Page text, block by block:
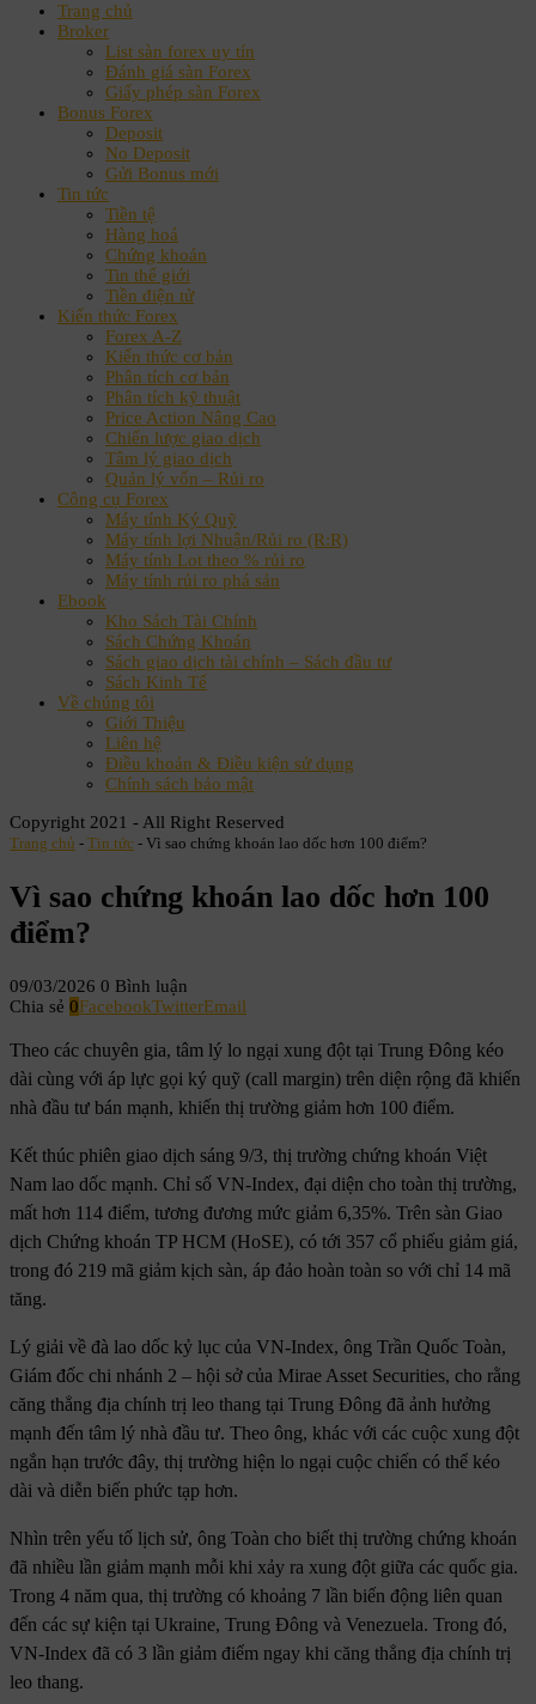
Trang chủ
Broker
List sàn forex uy tín
Đánh giá sàn Forex
Giấy phép sàn Forex
Bonus Forex
Deposit
No Deposit
Gửi Bonus mới
Tin tức
Tiền tệ
Hàng hoá
Chứng khoán
Tin thế giới
Tiền điện tử
Kiến thức Forex
Forex A-Z
Kiến thức cơ bản
Phân tích cơ bản
Phân tích kỹ thuật
Price Action Nâng Cao
Chiến lược giao dịch
Tâm lý giao dịch
Quản lý vốn – Rủi ro
Công cụ Forex
Máy tính Ký Quỹ
Máy tính lợi Nhuận/Rủi ro (R:R)
Máy tính Lot theo % rủi ro
Máy tính rủi ro phá sản
Ebook
Kho Sách Tài Chính
Sách Chứng Khoán
Sách giao dịch tài chính – Sách đầu tư
Sách Kinh Tế
Về chúng tôi
Giới Thiệu
Liên hệ
Điều khoản & Điều kiện sử dụng
Chính sách bảo mật
Copyright 2021 - All Right Reserved
Trang chủ - Tin tức - Vì sao chứng khoán lao dốc hơn 100 điểm?
Vì sao chứng khoán lao dốc hơn 100
điểm?
09/03/2026 0 Bình luận
Chia sẻ 0FacebookTwitterEmail
Theo các chuyên gia, tâm lý lo ngại xung đột tại Trung Đông kéo
dài cùng với áp lực gọi ký quỹ (call margin) trên diện rộng đã khiến
nhà đầu tư bán mạnh, khiến thị trường giảm hơn 100 điểm.
Kết thúc phiên giao dịch sáng 9/3, thị trường chứng khoán Việt
Nam lao dốc mạnh. Chỉ số VN-Index, đại diện cho toàn thị trường,
mất hơn 114 điểm, tương đương mức giảm 6,35%. Trên sàn Giao
dịch Chứng khoán TP HCM (HoSE), có tới 357 cổ phiếu giảm giá,
trong đó 219 mã giảm kịch sàn, áp đảo hoàn toàn so với chỉ 14 mã
tăng.
Lý giải về đà lao dốc kỷ lục của VN-Index, ông Trần Quốc Toàn,
Giám đốc chi nhánh 2 – hội sở của Mirae Asset Securities, cho rằng
căng thẳng địa chính trị leo thang tại Trung Đông đã ảnh hưởng
mạnh đến tâm lý nhà đầu tư. Theo ông, khác với các cuộc xung đột
ngắn hạn trước đây, thị trường hiện lo ngại cuộc chiến có thể kéo
dài và diễn biến phức tạp hơn.
Nhìn trên yếu tố lịch sử, ông Toàn cho biết thị trường chứng khoán
đã nhiều lần giảm mạnh mỗi khi xảy ra xung đột giữa các quốc gia.
Trong 4 năm qua, thị trường có khoảng 7 lần biến động liên quan
đến các sự kiện tại Ukraine, Trung Đông và Venezuela. Trong đó,
VN-Index đã có 3 lần giảm điểm ngay khi căng thẳng địa chính trị
leo thang.